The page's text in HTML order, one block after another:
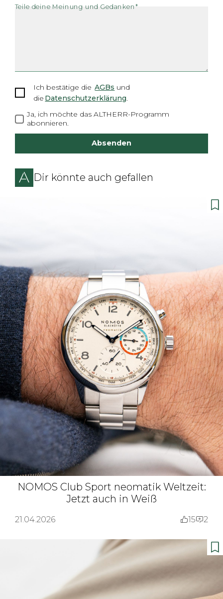
Teile deine Meinung und Gedanken*
Ich bestätige die AGBs und
die Datenschutzerklärung.
Ja, ich möchte das ALTHERR-Programm
abonnieren.
Absenden
Dir könnte auch gefallen
NOMOS Club Sport neomatik Weltzeit:
Jetzt auch in Weiß
21.04.2026 15 2